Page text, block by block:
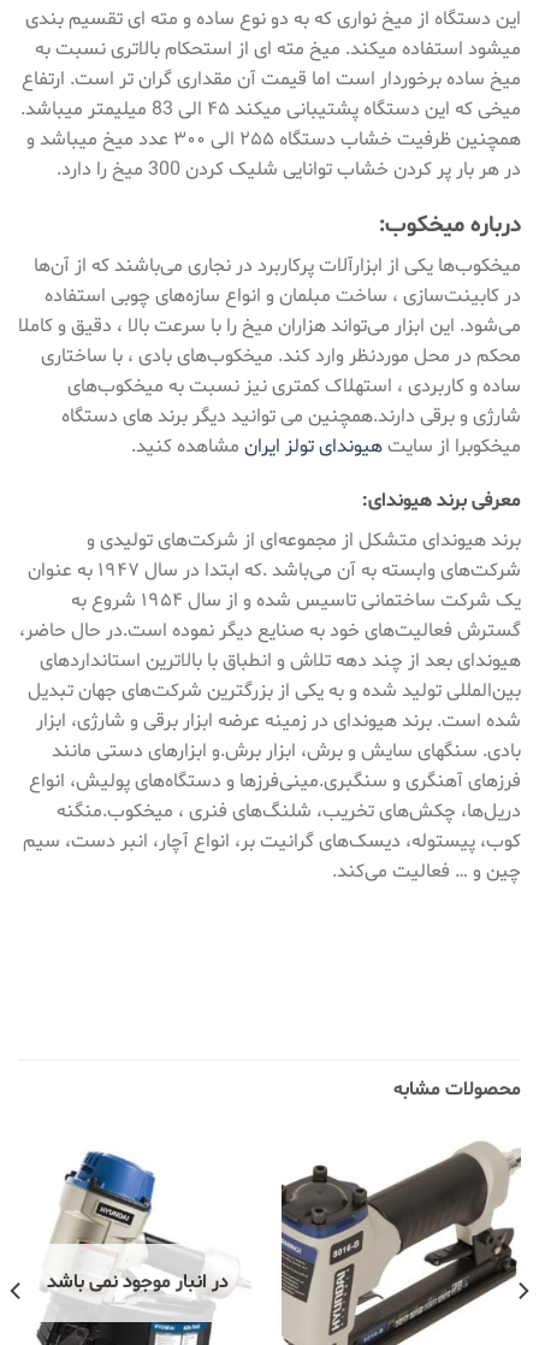
این دستگاه از میخ نواری که به دو نوع ساده و مته ای تقسیم بندی
میشود استفاده میکند. میخ مته ای از استحکام بالاتری نسبت به
میخ ساده برخوردار است اما قیمت آن مقداری گران تر است. ارتفاع
میخی که این دستگاه پشتیبانی میکند ۴۵ الی 83 میلیمتر میباشد.
همچنین ظرفیت خشاب دستگاه ۲۵۵ الی ۳۰۰ عدد میخ میباشد و
در هر بار پر کردن خشاب توانایی شلیک کردن 300 میخ را دارد.
درباره میخکوب:
میخکوب‌ها یکی از ابزارآلات پرکاربرد در نجاری می‌باشند که از آن‌ها
در کابینت‌سازی ، ساخت مبلمان و انواع سازه‌های چوبی استفاده
می‌شود. این ابزار می‌تواند هزاران میخ را با سرعت بالا ، دقیق و کاملا
محکم در محل موردنظر وارد کند. میخکوب‌های بادی ، با ساختاری
ساده و کاربردی ، استهلاک کمتری نیز نسبت به میخکوب‌های
شارژی و برقی دارند.همچنین می توانید دیگر برند های دستگاه
میخکوبرا از سایتهیوندای تولز ایران مشاهده کنید.
معرفی برند هیوندای:
برند هیوندای متشکل از مجموعه‌ای از شرکت‌های تولیدی و
شرکت‌های وابسته به آن می‌باشد .که ابتدا در سال ۱۹۴۷ به عنوان
یک شرکت ساختمانی تاسیس شده و از سال ۱۹۵۴ شروع به
گسترش فعالیت‌های خود به صنایع دیگر نموده است.در حال حاضر،
هیوندای بعد از چند دهه تلاش و انطباق با بالاترین استانداردهای
بین‌المللی تولید شده و به یکی از بزرگترین شرکت‌های جهان تبدیل
شده است. برند هیوندای در زمینه عرضه ابزار برقی و شارژی، ابزار
بادی. سنگهای سایش و برش، ابزار برش.و ابزارهای دستی مانند
فرزهای آهنگری و سنگبری.مینی‌فرزها و دستگاه‌های پولیش، انواع
دریل‌ها، چکش‌های تخریب، شلنگ‌های فنری ، میخکوب.منگنه
کوب، پیستوله، دیسک‌های گرانیت بر، انواع آچار، انبر دست، سیم
چین و … فعالیت می‌کند.
محصولات مشابه
در انبار موجود نمی باشد